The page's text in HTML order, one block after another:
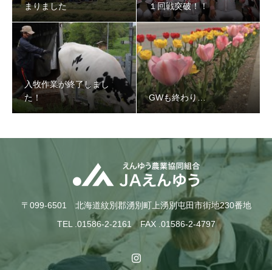
まりました
１回戦突破！！
入牧作業が終了しまし
た！
GWも終わり…
〒099-6501 北海道紋別郡湧別町上湧別屯田市街地230番地
TEL .01586-2-2161 FAX .01586-2-4797